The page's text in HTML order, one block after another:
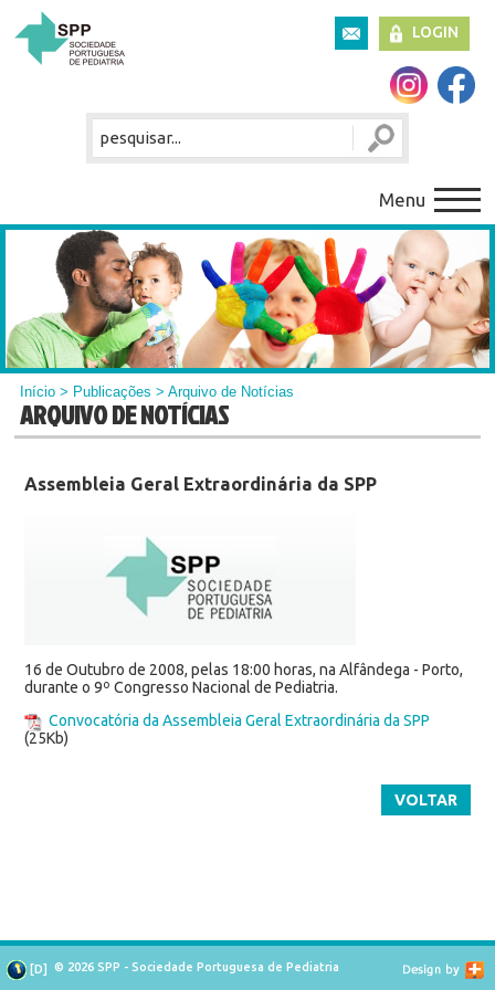
LOGIN
Menu
Início > Publicações > Arquivo de Notícias
ARQUIVO DE NOTÍCIAS
Assembleia Geral Extraordinária da SPP
16 de Outubro de 2008, pelas 18:00 horas, na Alfândega - Porto,
durante o 9º Congresso Nacional de Pediatria.
Convocatória da Assembleia Geral Extraordinária da SPP
(25Kb)
VOLTAR
[D] © 2026 SPP - Sociedade Portuguesa de Pediatria